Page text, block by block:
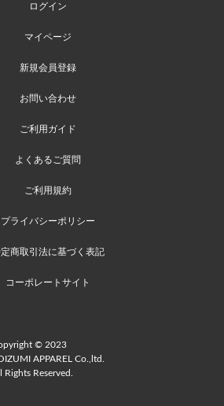
ログイン
マイページ
新規会員登録
お問い合わせ
ご利用ガイド
よくあるご質問
ご利用規約
プライバシーポリシー
商取引法に基づく表記
コーポレートサイト
© 2023
APPAREL Co.,ltd.
Rights Reserved.